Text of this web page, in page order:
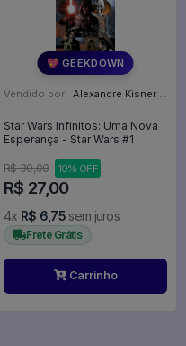
💖 GEEKDOWN
Vendido por: Alexandre Kisner - PR
Star Wars Infinitos: Uma Nova
Esperança - Star Wars #1
R$ 30,00 10% OFF
R$ 27,00
4x R$ 6,75 sem juros
Frete Grátis
Carrinho